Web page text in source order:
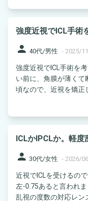
強度近視でICL手術
person 40代/男性 - 2025/
強度近視でICL手術を
い前に、角膜が薄くて
頃なので、近視を矯正
ICLかIPCLか。軽
person 30代/女性 - 2026/
近視でICLを受けるの
左-0.75あると言われ
乱視の度数の対応レン